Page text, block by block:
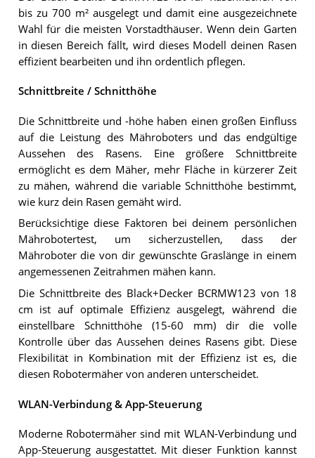
bis zu 700 m² ausgelegt und damit eine ausgezeichnete
Wahl für die meisten Vorstadthäuser. Wenn dein Garten
in diesen Bereich fällt, wird dieses Modell deinen Rasen
effizient bearbeiten und ihn ordentlich pflegen.
Schnittbreite / Schnitthöhe
Die Schnittbreite und -höhe haben einen großen Einfluss
auf die Leistung des Mähroboters und das endgültige
Aussehen des Rasens. Eine größere Schnittbreite
ermöglicht es dem Mäher, mehr Fläche in kürzerer Zeit
zu mähen, während die variable Schnitthöhe bestimmt,
wie kurz dein Rasen gemäht wird.
Berücksichtige diese Faktoren bei deinem persönlichen
Mährobotertest, um sicherzustellen, dass der
Mähroboter die von dir gewünschte Graslänge in einem
angemessenen Zeitrahmen mähen kann.
Die Schnittbreite des Black+Decker BCRMW123 von 18
cm ist auf optimale Effizienz ausgelegt, während die
einstellbare Schnitthöhe (15-60 mm) dir die volle
Kontrolle über das Aussehen deines Rasens gibt. Diese
Flexibilität in Kombination mit der Effizienz ist es, die
diesen Robotermäher von anderen unterscheidet.
WLAN-Verbindung & App-Steuerung
Moderne Robotermäher sind mit WLAN-Verbindung und
App-Steuerung ausgestattet. Mit dieser Funktion kannst